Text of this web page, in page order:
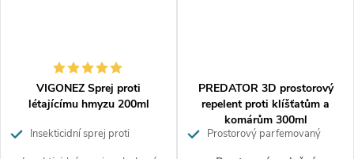
VIGONEZ Sprej proti
létajícímu hmyzu 200ml
Insekticidní sprej proti
PREDATOR 3D prostorový
repelent proti klíšťatům a
komárům 300ml
Prostorový parfemovaný